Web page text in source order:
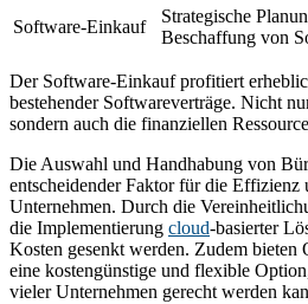
Software-Einkauf
Strategische
Beschaffung von
Der Software-Einkauf profitiert
bestehender Softwareverträge. Nicht
sondern auch die finanziellen
Die Auswahl und Handhabung von
entscheidender Faktor für die
Unternehmen. Durch die
die Implementierung cloud-basierter
Kosten gesenkt werden. Zudem bieten
eine kostengünstige und flexible
vieler Unternehmen gerecht werden